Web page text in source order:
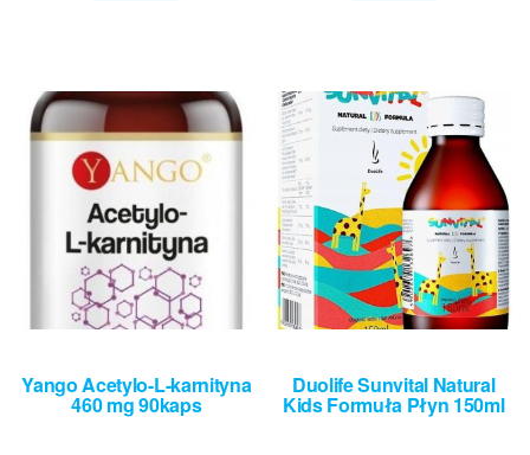
Yango Acetylo-L-karnityna
460 mg 90kaps
Duolife Sunvital Natural
Kids Formuła Płyn 150ml